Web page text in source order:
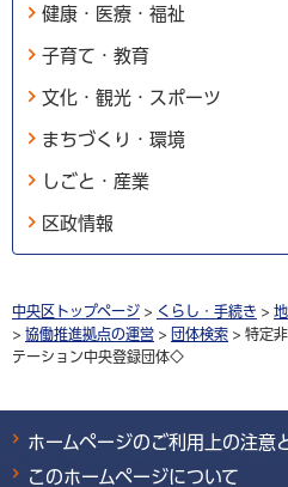
健康・医療・福祉
子育て・教育
文化・観光・スポーツ
まちづくり・環境
しごと・産業
区政情報
中央区トップページ > くらし・手続き >
> 協働推進拠点の運営 > 団体検索 > 特定
テーション中央登録団体◇
ホームページのご利用上の注意
このホームページについて